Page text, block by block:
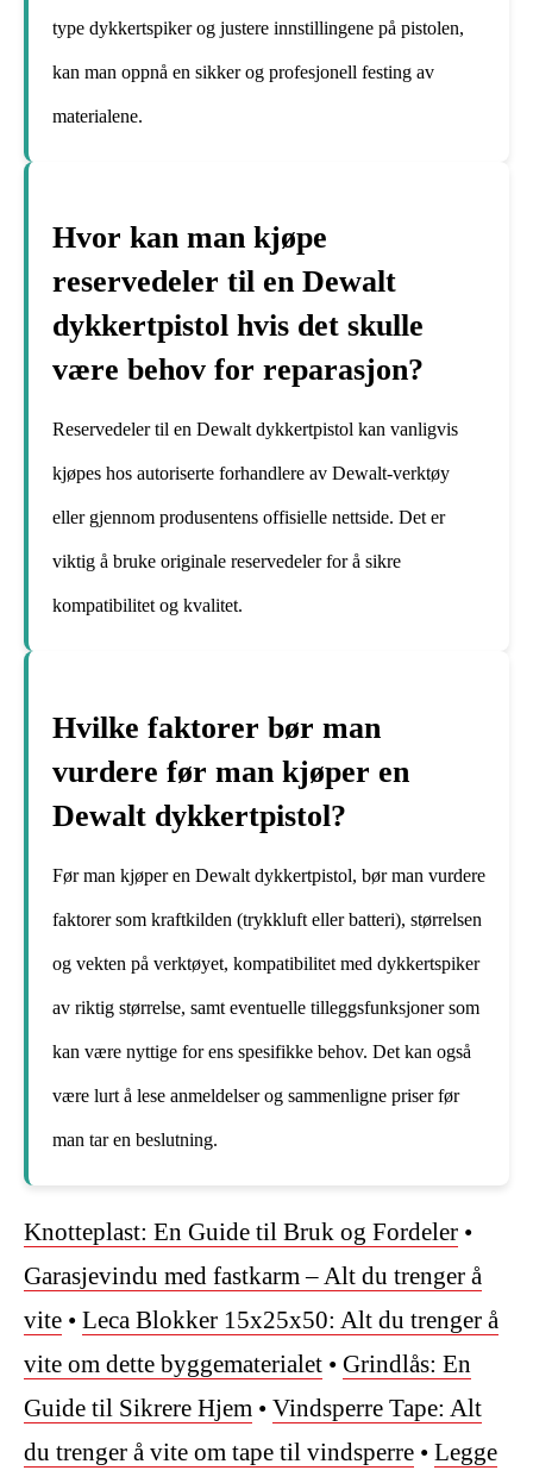
type dykkertspiker og justere innstillingene på pistolen,
kan man oppnå en sikker og profesjonell festing av
materialene.
Hvor kan man kjøpe
reservedeler til en Dewalt
dykkertpistol hvis det skulle
være behov for reparasjon?
Reservedeler til en Dewalt dykkertpistol kan vanligvis
kjøpes hos autoriserte forhandlere av Dewalt-verktøy
eller gjennom produsentens offisielle nettside. Det er
viktig å bruke originale reservedeler for å sikre
kompatibilitet og kvalitet.
Hvilke faktorer bør man
vurdere før man kjøper en
Dewalt dykkertpistol?
Før man kjøper en Dewalt dykkertpistol, bør man vurdere
faktorer som kraftkilden (trykkluft eller batteri), størrelsen
og vekten på verktøyet, kompatibilitet med dykkertspiker
av riktig størrelse, samt eventuelle tilleggsfunksjoner som
kan være nyttige for ens spesifikke behov. Det kan også
være lurt å lese anmeldelser og sammenligne priser før
man tar en beslutning.
Knotteplast: En Guide til Bruk og Fordeler •
Garasjevindu med fastkarm – Alt du trenger å
vite • Leca Blokker 15x25x50: Alt du trenger å
vite om dette byggematerialet • Grindlås: En
Guide til Sikrere Hjem • Vindsperre Tape: Alt
du trenger å vite om tape til vindsperre • Legge